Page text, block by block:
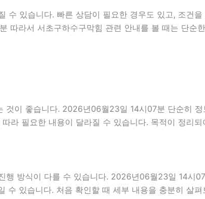
수 있습니다. 빠른 상담이 필요한 경우도 있고, 조건
라서 서초구하수구막힘 관련 안내를 볼 때는 단순
이 좋습니다. 2026년06월23일 14시07분 단순히
라 필요한 내용이 달라질 수 있습니다. 목적이 정리
방식이 다를 수 있습니다. 2026년06월23일 14시
있습니다. 처음 확인할 때 세부 내용을 충분히 살